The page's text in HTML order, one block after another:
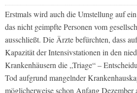
Erstmals wird auch die Umstellung auf
das nicht geimpfte Personen vom
ausschließt. Die Ärzte befürchten, dass
Kapazität der Intensivstationen in den
Krankenhäusern die „Triage“ –
Tod aufgrund mangelnder
möglicherweise schon Anfang Dezember